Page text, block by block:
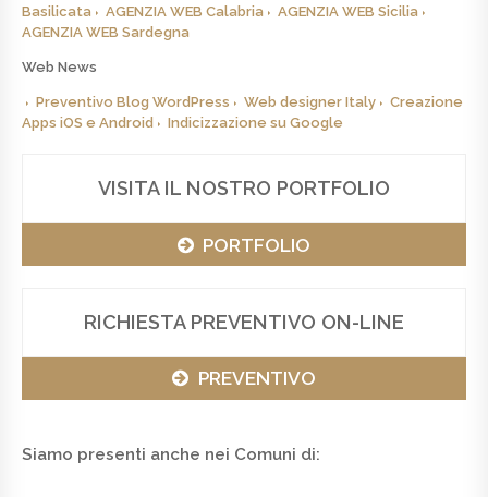
Basilicata
AGENZIA WEB Calabria
AGENZIA WEB Sicilia
AGENZIA WEB Sardegna
Web News
Preventivo Blog WordPress Web designer Italy
Creazione
Apps iOS e Android
Indicizzazione su Google
VISITA IL NOSTRO PORTFOLIO
PORTFOLIO
RICHIESTA PREVENTIVO ON-LINE
PREVENTIVO
Siamo presenti anche nei Comuni di: